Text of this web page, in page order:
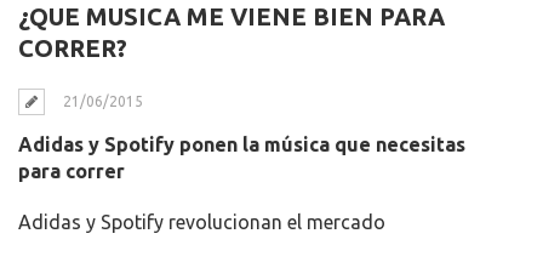
¿QUE MUSICA ME VIENE BIEN PARA
CORRER?
21/06/2015
Adidas y Spotify ponen la música que necesitas
para correr
Adidas y Spotify revolucionan el mercado